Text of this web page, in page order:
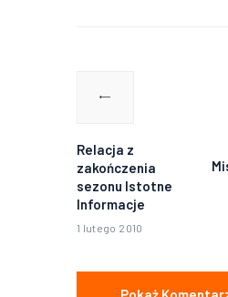
Relacja z
zakończenia
sezonu Istotne
Informacje
1 lutego 2010